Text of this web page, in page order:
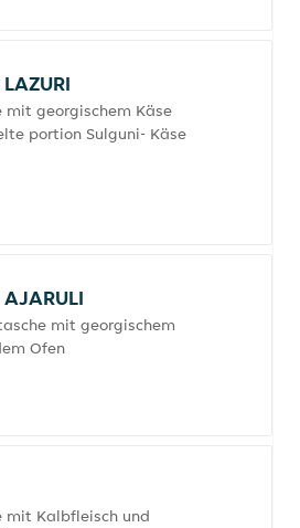
mit georgischem Käse
portion Sulguni- Käse
mit georgischem
Ofen
mit Kalbfleisch und